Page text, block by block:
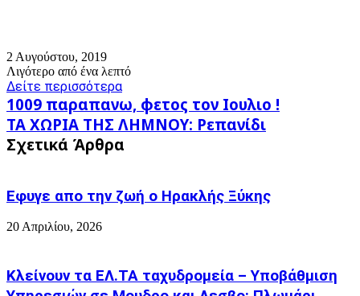
2 Αυγούστου, 2019
Λιγότερο από ένα λεπτό
Δείτε περισσότερα
1009
παραπανω,
φετος
τον
1009 παραπανω, φετος τον Ιουλιο !
ΤΑ
ΧΩΡΙΑ
ΤΗΣ
ΤΑ ΧΩΡΙΑ ΤΗΣ ΛΗΜΝΟΥ: Ρεπανίδι
Σχετικά Άρθρα
Εφυγε απο την ζωή o Ηρακλής Ξύκης
20 Απριλίου, 2026
Κλείνουν τα ΕΛ.ΤΑ ταχυδρομεία – Υποβάθμιση